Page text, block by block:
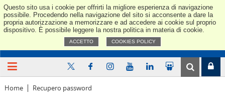
Questo sito usa i cookie per offrirti la migliore esperienza di navigazione
possibile. Procedendo nella navigazione del sito si acconsente a dare la
propria autorizzazione a memorizzare e ad accedere ai cookie sul proprio
dispositivo. È possibile leggere la nostra politica in materia di cookie.
ACCETTO COOKIES POLICY
Home Recupero password